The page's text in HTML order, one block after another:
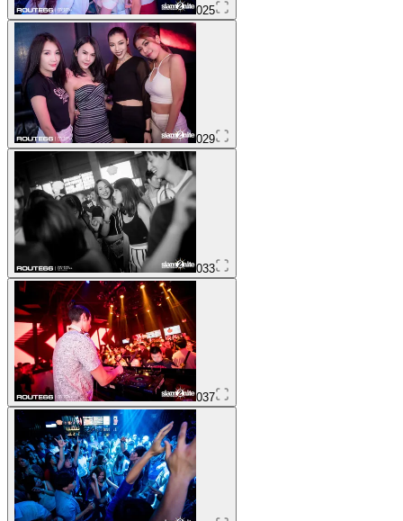
025
029
033
037